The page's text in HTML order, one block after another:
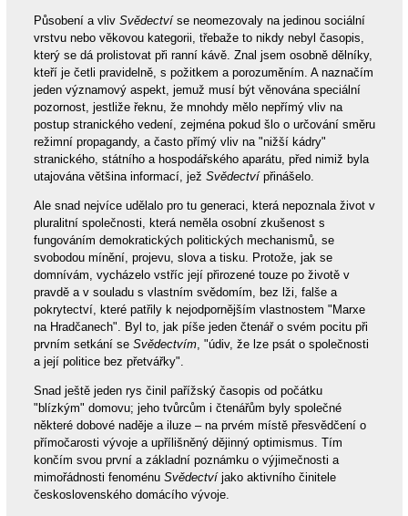
Působení a vliv Svědectvíse neomezovaly na jedinou sociální
vrstvu nebo věkovou kategorii, třebaže to nikdy nebyl časopis,
který se dá prolistovat při ranní kávě. Znal jsem osobně dělníky,
kteří je četli pravidelně, s požitkem a porozuměním. A naznačím
jeden významový aspekt, jemuž musí být věnována speciální
pozornost, jestliže řeknu, že mnohdy mělo nepřímý vliv na
postup stranického vedení, zejména pokud šlo o určování směru
režimní propagandy, a často přímý vliv na "nižší kádry"
stranického, státního a hospodářského aparátu, před nimiž byla
utajována většina informací, jež Svědectvípřinášelo.
Ale snad nejvíce udělalo pro tu generaci, která nepoznala život v
pluralitní společnosti, která neměla osobní zkušenost s
fungováním demokratických politických mechanismů, se
svobodou mínění, projevu, slova a tisku. Protože, jak se
domnívám, vycházelo vstříc její přirozené touze po životě v
pravdě a v souladu s vlastním svědomím, bez lži, falše a
pokrytectví, které patřily k nejodpornějším vlastnostem "Marxe
na Hradčanech". Byl to, jak píše jeden čtenář o svém pocitu při
prvním setkání se Svědectvím, "údiv, že lze psát o společnosti
a její politice bez přetvářky".
Snad ještě jeden rys činil pařížský časopis od počátku
"blízkým" domovu; jeho tvůrcům i čtenářům byly společné
některé dobové naděje a iluze – na prvém místě přesvědčení o
přímočarosti vývoje a upřílišněný dějinný optimismus. Tím
končím svou první a základní poznámku o výjimečnosti a
mimořádnosti fenoménu Svědectvíjako aktivního činitele
československého domácího vývoje.